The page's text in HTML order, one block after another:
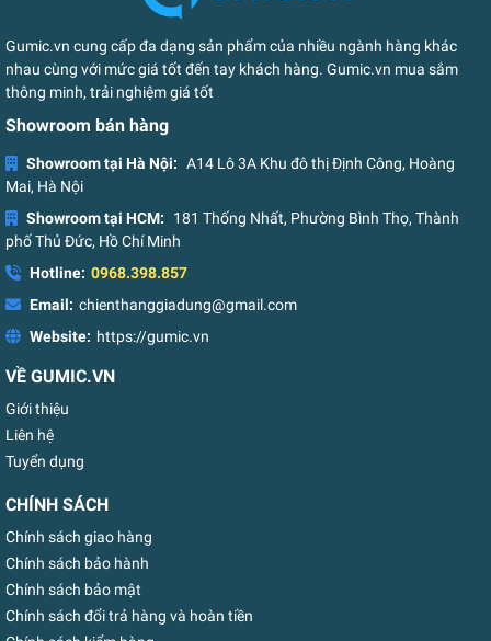
Gumic.vn cung cấp đa dạng sản phẩm của nhiều ngành hàng khác
nhau cùng với mức giá tốt đến tay khách hàng. Gumic.vn mua sắm
thông minh, trải nghiệm giá tốt
Showroom bán hàng
Showroom tại Hà Nội: A14 Lô 3A Khu đô thị Định Công, Hoàng
Mai, Hà Nội
Showroom tại HCM:
181 Thống Nhất, Phường Bình Thọ, Thành
phố Thủ Đức, Hồ Chí Minh
Hotline: 0968.398.857
Email: chienthanggiadung@gmail.com
Website: https://gumic.vn
VỀ GUMIC.VN
Giới thiệu
Liên hệ
Tuyển dụng
CHÍNH SÁCH
Chính sách giao hàng
Chính sách bảo hành
Chính sách bảo mật
Chính sách đổi trả hàng và hoàn tiền